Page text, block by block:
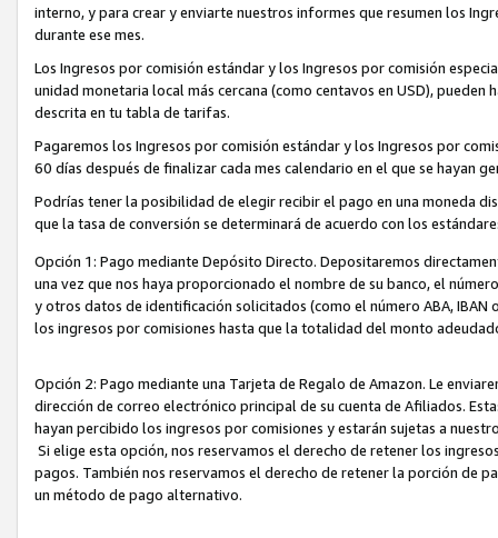
interno, y para crear y enviarte nuestros informes que resumen los
durante ese mes.
Los Ingresos por comisión estándar y los Ingresos por comisión
unidad monetaria local más cercana (como centavos en USD),
descrita en tu tabla de tarifas.
Pagaremos los Ingresos por comisión estándar y los Ingresos por
60 días después de finalizar cada mes calendario en el que se hayan
Podrías tener la posibilidad de elegir recibir el pago en una moneda
que la tasa de conversión se determinará de acuerdo con los
Opción 1: Pago mediante Depósito Directo. Depositaremos
una vez que nos haya proporcionado el nombre de su banco, el
y otros datos de identificación solicitados (como el número ABA,
los ingresos por comisiones hasta que la totalidad del monto
Opción 2: Pago mediante una Tarjeta de Regalo de Amazon. Le
dirección de correo electrónico principal de su cuenta de Afiliados.
hayan percibido los ingresos por comisiones y estarán sujetas a
Si elige esta opción, nos reservamos el derecho de retener los
pagos. También nos reservamos el derecho de retener la porción de
un método de pago alternativo.